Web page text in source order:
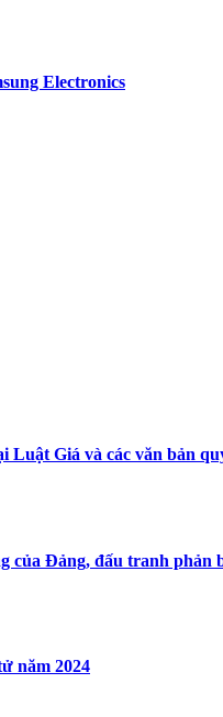
Electronics
Luật Giá và các văn bản
của Đảng, đấu tranh phản
năm 2024